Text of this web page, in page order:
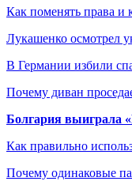
Как поменять права и
Лукашенко осмотрел
В Германии избили
Почему диван
Болгария выиграла
Как правильно
Почему одинаковые